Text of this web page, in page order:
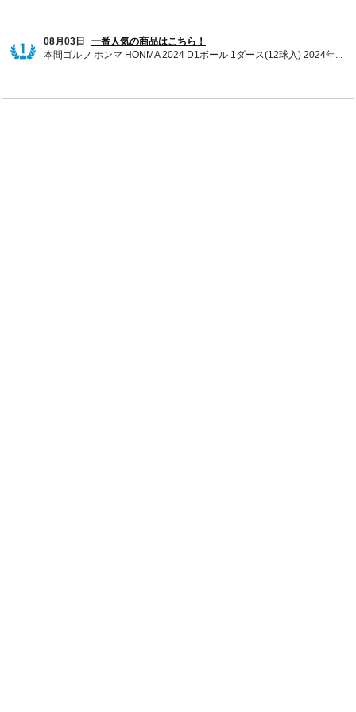
08月03日
一番人気の商品はこちら！
本間ゴルフ ホンマ HONMA 2024 D1ボール 1ダース(12球入) 2024年...